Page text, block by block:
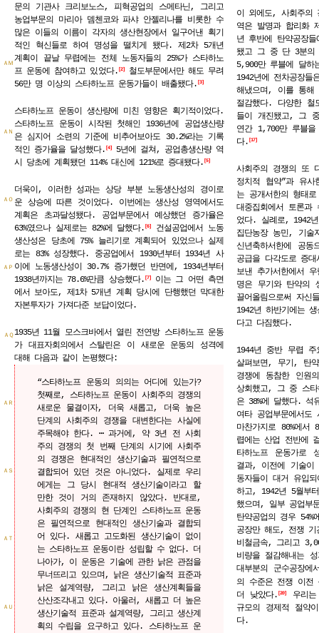
ＡＭ
ＡＮ
ＡＯ
ＡＰ
ＡＱ
ＡＲ
ＡＳ
ＡＴ
ＡＵ
문의 기관사 크리보노스, 피혁공업의 스메타닌, 그리고
농업부문의 마리아 뎀첸코와 파샤 안젤리나를 비롯한 수
많은 이들의 이름이 각자의 생산현장에서 일구어낸 획기
적인 혁신들로 하여 명성을 떨치게 됐다. 제2차 5개년
계획이 끝날 무렵에는 전체 노동자들의 25%가 스타하노
프 운동에 참여하고 있었다. 2 철도부문에서만 해도 무려
56만 명 이상의 스타하노프 운동가들이 배출됐다. 3
스타하노프 운동이 생산량에 미친 영향은 획기적이었다.
스타하노프 운동이 시작된 첫해인 1936년에 공업생산량
은 심지어 소련의 기준에 비추어보아도 30.2%라는 기록
적인 증가율을 달성했다. 4
5년에 걸쳐, 공업총생산량 역
시 당초에 계획됐던 114% 대신에 121%로 증대됐다. 5
더욱이, 이러한 성과는 상당 부분 노동생산성의 경이로
운 상승에 따른 것이었다. 이번에는 생산성 영역에서도
계획은 초과달성됐다. 공업부문에서 예상했던 증가율은
63%였으나 실제로는 82%에 달했다. 6
건설공업에서 노동
생산성은 당초에 75% 늘리기로 계획되어 있었으나 실제
로는 83% 성장했다. 중공업에서 1930년부터 1934년 사
이에 노동생산성이 30.7% 증가했던 반면에, 1934년부터
1938년까지는 78.6%만큼 상승했다. 7 이는 그 어떤 측면
에서 보아도, 제1차 5개년 계획 당시에 단행했던 막대한
자본투자가 가져다준 보답이었다.
1935년 11월 모스크바에서 열린 전연방 스타하노프 운동
가 대표자회의에서 스탈린은 이 새로운 운동의 성격에
대해 다음과 같이 논평했다:
“스타하노프 운동의 의의는 어디에 있는가?
첫째로, 스타하노프 운동이 사회주의 경쟁의
새로운 물결이자, 더욱 새롭고, 더욱 높은
단계의 사회주의 경쟁을 대변한다는 사실에
주목해야 한다. ⋯ 과거에, 약 3년 전 사회
주의 경쟁의 첫 번째 단계의 시기에 사회주
의 경쟁은 현대적인 생산기술과 필연적으로
결합되어 있던 것은 아니었다. 실제로 우리
에게는 그 당시 현대적 생산기술이라고 할
만한 것이 거의 존재하지 않았다. 반대로,
사회주의 경쟁의 현 단계인 스타하노프 운동
은 필연적으로 현대적인 생산기술과 결합되
어 있다. 새롭고 고도화된 생산기술이 없이
는 스타하노프 운동이란 성립할 수 없다. 더
나아가, 이 운동은 기술에 관한 낡은 관점을
무너뜨리고 있으며, 낡은 생산기술적 표준과
낡은 설계역량, 그리고 낡은 생산계획들을
산산조각내고 있다. 아울러, 새롭고 더 높은
생산기술적 표준과 설계역량, 그리고 생산계
획의 수립을 요구하고 있다. 스타하노프 운
이 외에도, 사회주의
역은 발명과 합리화
년 후반에 탄약공장
됐고 그 중 단 3분의
5,900만 루블에 달하
1942년에 전차공장들
해냈으며, 이를 통
절감했다. 다양한 철
들이 개진됐고, 그
연간 1,700만 루블을
다. 17
사회주의 경쟁의 또
정치적 협약”과 유사
는 공개서한의 형태
대중집회에서 토론과
었다. 실례로, 1942
집단농장 농민, 기술
신년축하서한에 공
공급을 다각도로 증
보낸 추가서한에서
명은 무기와 탄약의
끌어올림으로써 자신
1942년 하반기에는
다고 다짐했다.
1944년 중반 무렵 주
살펴보면, 무기, 탄
경쟁에 동참한 인원
상회했고, 그 중 스타
은 38%에 달했다. 석
여타 공업부문에서도
마찬가지로 80%에서
렵에는 산업 전반에
타하노프 운동가로
결과, 이전에 기술이
동자들이 대거 유입
하고, 1942년 5월부
했으며, 일부 공업부
탄약공업의 경우
공장만 해도, 전쟁 기
비철금속, 그리고
비량을 절감해내는
대부분의 군수공장
의 수준은 전쟁 이전
더 낮았다. 20
우리
규모의 경제적 절약
다.